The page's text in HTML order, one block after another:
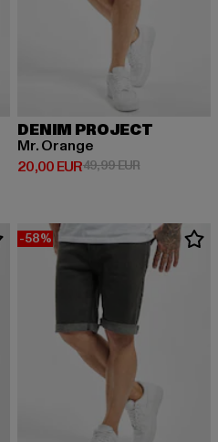
39,99 EUR
DENIM PROJECT
Mr. Orange
20,00 EUR
Derzeitiger Preis: 20,00 EUR
49,99 EURAktionspreis:
-58%